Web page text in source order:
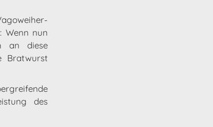
Wenn nun
an diese
Bratwurst
des